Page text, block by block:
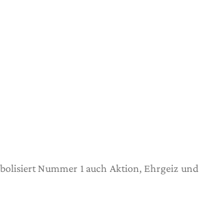
Nummer 1 auch Aktion, Ehrgeiz und